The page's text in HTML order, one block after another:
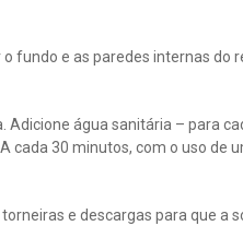
fundo e as paredes internas do
Adicione água sanitária – para
30 minutos, com o uso de
e descargas para que a